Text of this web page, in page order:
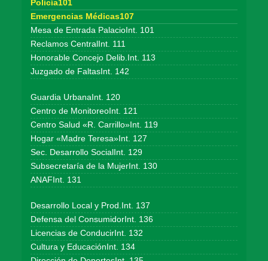
Policía101
Emergencias Médicas107
Mesa de Entrada PalacioInt. 101
Reclamos CentralInt. 111
Honorable Concejo Delib.Int. 113
Juzgado de FaltasInt. 142
Guardia UrbanaInt. 120
Centro de MonitoreoInt. 121
Centro Salud «R. Carrillo»Int. 119
Hogar «Madre Teresa»Int. 127
Sec. Desarrollo SocialInt. 129
Subsecretaría de la MujerInt. 130
ANAFInt. 131
Desarrollo Local y Prod.Int. 137
Defensa del ConsumidorInt. 136
Licencias de ConducirInt. 132
Cultura y EducaciónInt. 134